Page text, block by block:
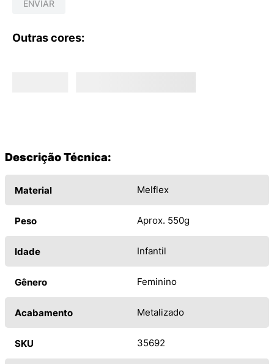
ENVIAR
Outras cores:
Descrição Técnica:
Material Melflex
Peso Aprox. 550g
Idade Infantil
Gênero Feminino
Acabamento Metalizado
SKU 35692